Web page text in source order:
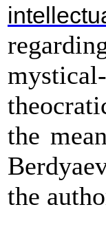
the
the